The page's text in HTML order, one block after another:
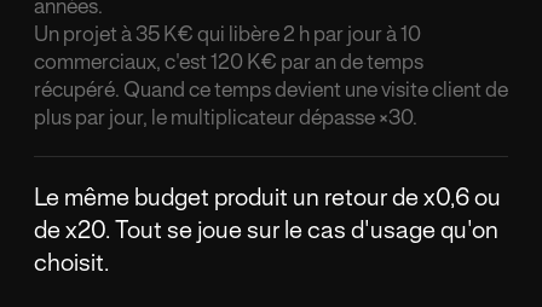
années.
Un projetà35 K€qui libère 2 h par jourà10
commerciaux, c'est 120 K€ par an de temps
récupéré. Quand ce temps devient une visite client de
plus par jour, le multiplicateur dépasse×30.
Le même budget produit un retour de x0,6 ou
de x20. Tout se joue sur le cas d'usage qu'on
choisit.